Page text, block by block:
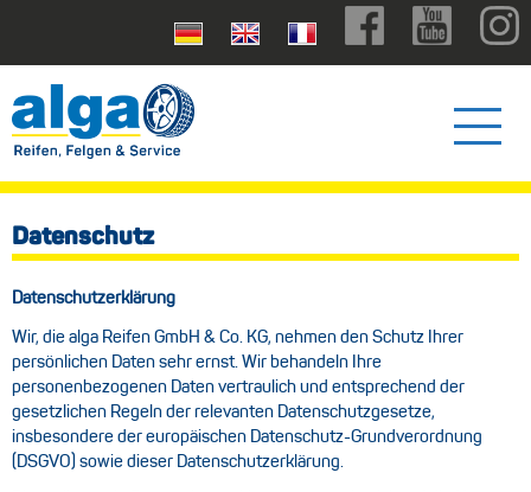
Datenschutz
Datenschutzerklärung
Wir, die alga Reifen GmbH & Co. KG, nehmen den Schutz Ihrer
persönlichen Daten sehr ernst. Wir behandeln Ihre
personenbezogenen Daten vertraulich und entsprechend der
gesetzlichen Regeln der relevanten Datenschutzgesetze,
insbesondere der europäischen Datenschutz-Grundverordnung
(DSGVO) sowie dieser Datenschutzerklärung.